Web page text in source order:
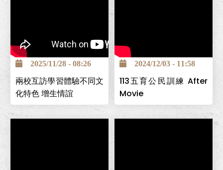
2025/11/28 - 08:26
兩校互訪學習體驗不同文
化特色 增生情誼
2024/12/03 - 11:58
113五育公民訓練 After
Movie